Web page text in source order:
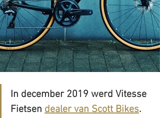
In december 2019 werd Vitesse
Fietsen dealer van Scott Bikes.